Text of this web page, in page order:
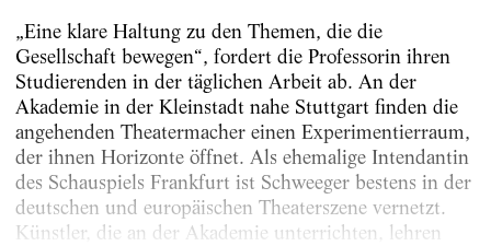
„Eine klare Haltung zu den Themen, die die
Gesellschaft bewegen“, fordert die Professorin ihren
Studierenden in der täglichen Arbeit ab. An der
Akademie in der Kleinstadt nahe Stuttgart finden die
angehenden Theatermacher einen Experimentierraum,
der ihnen Horizonte öffnet. Als ehemalige Intendantin
des Schauspiels Frankfurt ist Schweeger bestens in der
deutschen und europäischen Theaterszene vernetzt.
Künstler, die an der Akademie unterrichten, lehren